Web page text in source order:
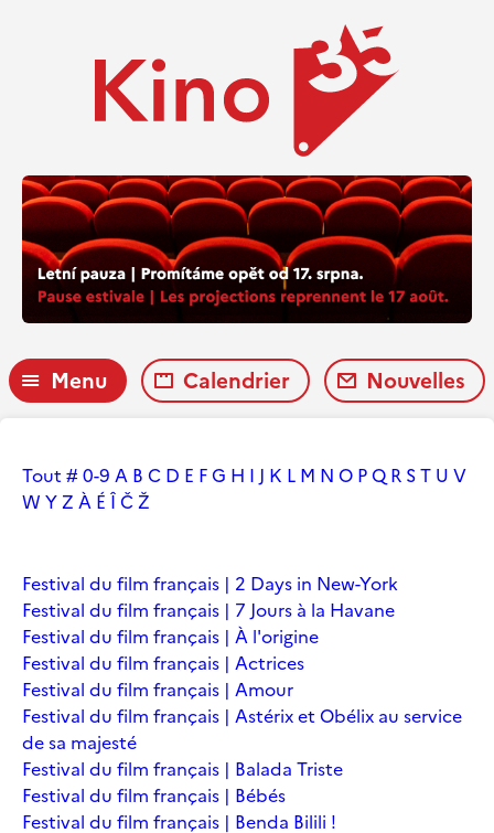
Menu Calendrier Nouvelles
Tout # 0-9 A B C D E FG H I J K L M N O PQ R ST U V
W YZ À É ÎČŽ
Festival du film français | 2 Days in New-York
Festival du film français | 7 Jours à la Havane
Festival du film français | À l'origine
Festival du film français | Actrices
Festival du film français | Amour
Festival du film français | Astérix et Obélix au service
de sa majesté
Festival du film français | Balada Triste
Festival du film français | Bébés
Festival du film français | Benda Bilili !